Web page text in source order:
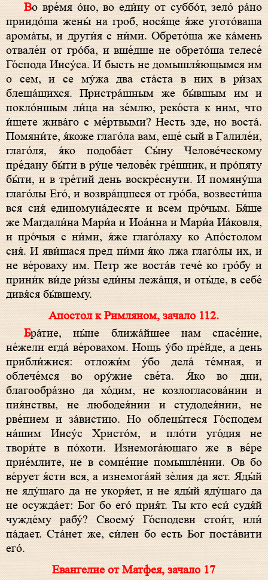
Во вре́мя о́но, во еди́ну от суббо́т, зело́ ра́но
приидо́ша жены́ на гроб, нося́ще я́же угото́ваша
арома́ты, и други́я с ни́ми. Обрето́ша же ка́мень
отвале́н от гро́ба, и вше́дше не обрето́ша телесе́
Го́спода Иису́са. И бысть не домышля́ющымся им
о сем, и се му́жа два ста́ста в них в ри́зах
блеща́щихся. Пристра́шным же бы́вшым им и
покло́ншым ли́ца на зе́млю, реко́ста к ним, что
и́щете жива́го с ме́ртвыми? Несть зде, но воста́.
Помяни́те, я́коже глаго́ла вам, еще́ сый в Галиле́и,
глаго́ля, я́ко подоба́ет Сы́ну Челове́ческому
пре́дану бы́ти в ру́це челове́к гре́шник, и про́пяту
бы́ти, и в тре́тий день воскре́снути. И помяну́ша
глаго́лы Его́, и возвра́щшеся от гро́ба, возвести́ша
вся сия́ единомуна́десяте и всем про́чым. Бя́ше
же Магдали́на Мари́а и Иоа́нна и Мари́а Иа́ковля,
и про́чыя с ни́ми, я́же глаго́лаху ко Апо́столом
сия́. И яви́шася пред ни́ми я́ко лжа глаго́лы их, и
не ве́роваху им. Петр же воста́в тече́ ко гро́бу и
прини́к ви́де ри́зы еди́ны лежа́щя, и оты́де, в себе́
дивя́ся бы́вшему.
Апостол к Римляном, зачало 112.
Бра́тие, ны́не ближа́йшее нам спасе́ние,
не́жели егда́ ве́ровахом. Нощь у́бо пре́йде, а день
прибли́жися: отложи́м у́бо дела́ те́мная, и
облече́мся во ору́жие све́та. Я́ко во дни,
благообра́зно да хо́дим, не козлогласова́нии и
пия́нствы, не любодея́нии и студодея́нии, не
рве́нием и за́вистию. Но облецы́теся Го́сподем
на́шим Иису́с Христо́м, и пло́ти уго́дия не
твори́те в по́хоти. Изнемога́ющаго же в ве́ре
прие́млите, не в сомне́ние помышле́нии. Ов бо
ве́рует я́сти вся, а изнемога́яй зе́лия да яст. Яды́й
не яду́щаго да не укоря́ет, и не яды́й яду́щаго да
не осужда́ет: Бог бо его́ прия́т. Ты кто еси́ судя́й
чужде́му рабу́? Своему́ Го́сподеви стои́т, или́
па́дает. Ста́нет же, си́лен бо есть Бог поста́вити
его́.
Евангелие от Матфея, зачало 17